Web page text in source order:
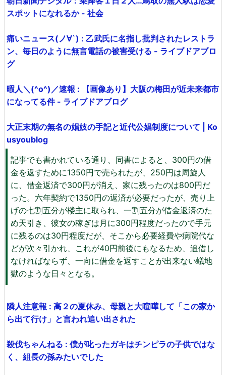
スポットになれるか - 社会
痛いニュース(ノ∀`) : 乙武氏に名指し批判されたレストラ
ン、毎日のように無言電話の被害受ける - ライブドアブロ
グ
暇人＼(^o^)／速報 : 【画像あり】大阪の梅田が近未来都市
になってる件 - ライブドアブログ
大正末期の無名の娼妓の手記と近代公娼制度について | Ko
usyoublog
記事でも書かれている通り、同書によると、300円の借
金を返すために1350円で売られたが、250円は周旋人
に、借金返済で300円が消え、家に残ったのは800円だ
った。六年契約で1350円の返済が必要だったが、売り上
げの七割五分が楼主に取られ、一割五分が借金返済のた
め天引き、彼女の稼ぎは月に300円程度だったので手元
に残るのは30円程度だが、そこから必要経費や病院代な
どが次々引かれ、これが40円前後にもなるため、追借し
なければならず、一向に借金を返すことが出来ない蟻地
獄のような日々となる。
隣人注意報 : 高２の夏休み、母親と大喧嘩して「この家か
ら出て行け」と言われ追い出された
殺伐ちゃんねる : 僕が叱ったガキはチンピラの子供ではな
く、組長の孫みたいでした